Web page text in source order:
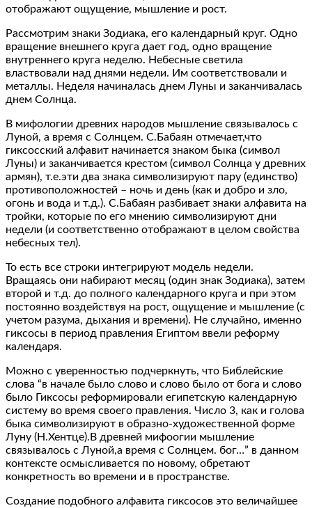
отображают ощущение, мышление и рост.
Рассмотрим знаки Зодиака, его календарный круг. Одно
вращение внешнего круга дает год, одно вращение
внутреннего круга неделю. Небесные светила
властвовали над днями недели. Им соответствовали и
металлы. Неделя начиналась днем Луны и заканчивалась
днем Солнца.
В мифологии древних народов мышление связывалось с
Луной, а время с Солнцем. С.Бабаян отмечает,что
гиксосский алфавит начинается знаком быка (символ
Луны) и заканчивается крестом (символ Солнца у древних
армян), т.е.эти два знака символизируют пару (единство)
противоположностей – ночь и день (как и добро и зло,
огонь и вода и т.д.). С.Бабаян разбивает знаки алфавита на
тройки, которые по его мнению символизируют дни
недели (и соответственно отображают в целом свойства
небесных тел).
То есть все строки интегрируют модель недели.
Вращаясь они набирают месяц (один знак Зодиака), затем
второй и т.д. до полного календарного круга и при этом
постоянно воздействуя на рост, ощущение и мышление (с
учетом разума, дыхания и времени). Не случайно, именно
гиксосы в период правления Египтом ввели реформу
календаря.
Можно с уверенностью подчеркнуть, что Библейские
слова “в начале было слово и слово было от бога и слово
было Гиксосы реформировали египетскую календарную
систему во время своего правления. Число 3, как и голова
быка символизируют в образно-художественной форме
Луну (Н.Хентце).В древней мифоогии мышление
связывалось с Луной,а время с Солнцем. бог…” в данном
контексте осмысливается по новому, обретают
конкретность во времени и в пространстве.
Создание подобного алфавита гиксосов это величайшее